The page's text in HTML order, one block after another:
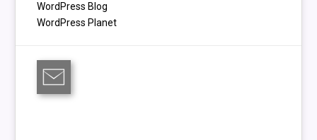
WordPress Blog
WordPress Planet